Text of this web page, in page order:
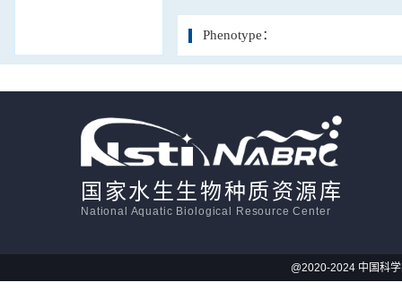
Phenotype：
国家水生生物种质资源库
National Aquatic Biological Resource Center
@2020-2024 中国科